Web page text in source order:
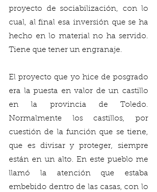
proyecto de sociabilización, con lo
cual, al final esa inversión que se ha
hecho en lo material no ha servido.
Tiene que tener un engranaje.
El proyecto que yo hice de posgrado
era la puesta en valor de un castillo
en la provincia de Toledo.
Normalmente los castillos, por
cuestión de la función que se tiene,
que es divisar y proteger, siempre
están en un alto. En este pueblo me
llamó la atención que estaba
embebido dentro de las casas, con lo